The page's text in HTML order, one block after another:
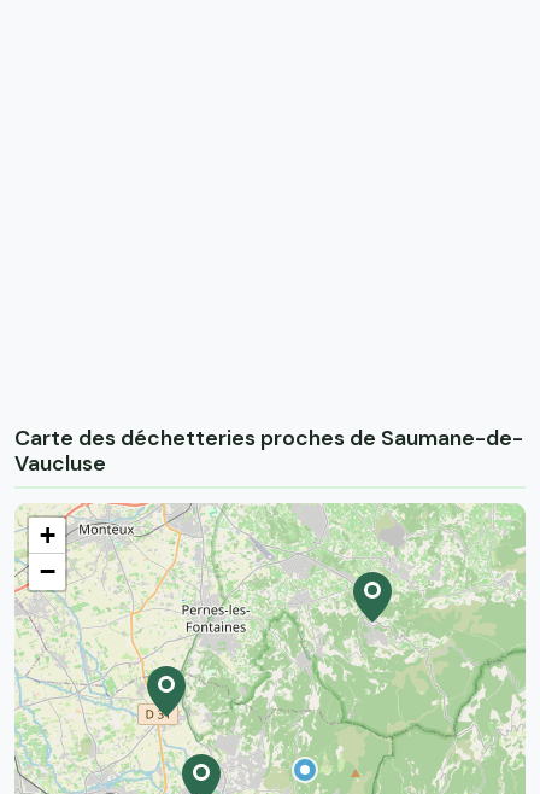
Carte des déchetteries proches de Saumane-de-
Vaucluse
+
−